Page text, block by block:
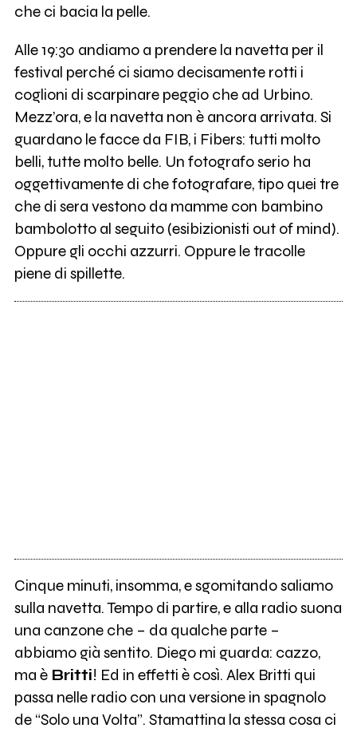
che ci bacia la pelle.
Alle 19:30 andiamo a prendere la navetta per il
festival perché ci siamo decisamente rotti i
coglioni di scarpinare peggio che ad Urbino.
Mezz’ora, e la navetta non è ancora arrivata. Si
guardano le facce da FIB, i Fibers: tutti molto
belli, tutte molto belle. Un fotografo serio ha
oggettivamente di che fotografare, tipo quei tre
che di sera vestono da mamme con bambino
bambolotto al seguito (esibizionisti out of mind).
Oppure gli occhi azzurri. Oppure le tracolle
piene di spillette.
Cinque minuti, insomma, e sgomitando saliamo
sulla navetta. Tempo di partire, e alla radio suona
una canzone che – da qualche parte –
abbiamo già sentito. Diego mi guarda: cazzo,
ma è Britti! Ed in effetti è così. Alex Britti qui
passa nelle radio con una versione in spagnolo
de “Solo una Volta”. Stamattina la stessa cosa ci